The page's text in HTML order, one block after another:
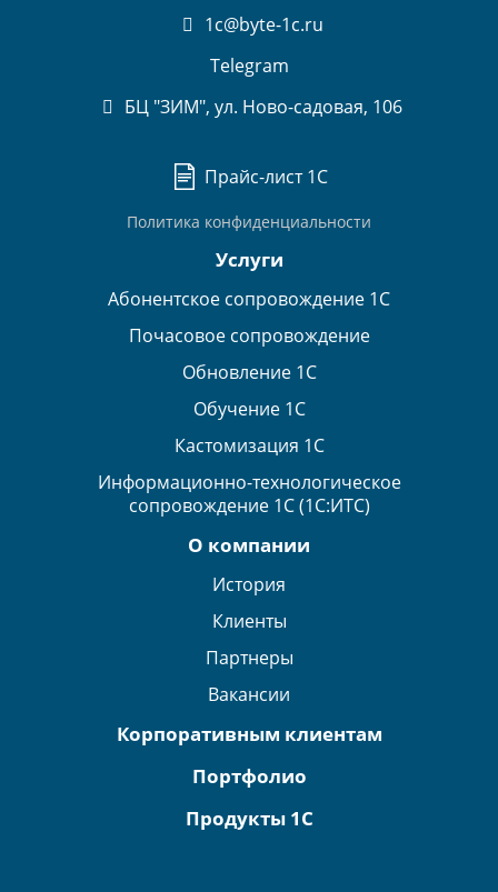
1c@byte-1c.ru
Telegram
БЦ "ЗИМ", ул. Ново-садовая, 106
Прайс-лист 1С
Политика конфиденциальности
Услуги
Абонентское сопровождение 1С
Почасовое сопровождение
Обновление 1С
Обучение 1С
Кастомизация 1С
Информационно-технологическое
сопровождение 1С (1С:ИТС)
О компании
История
Клиенты
Партнеры
Вакансии
Корпоративным клиентам
Портфолио
Продукты 1С